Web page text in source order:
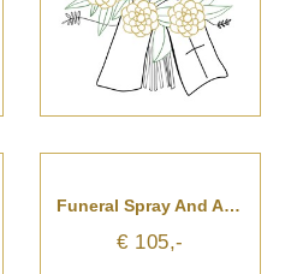
Funeral Spray And Arrangement With Ribbon
€ 105,-